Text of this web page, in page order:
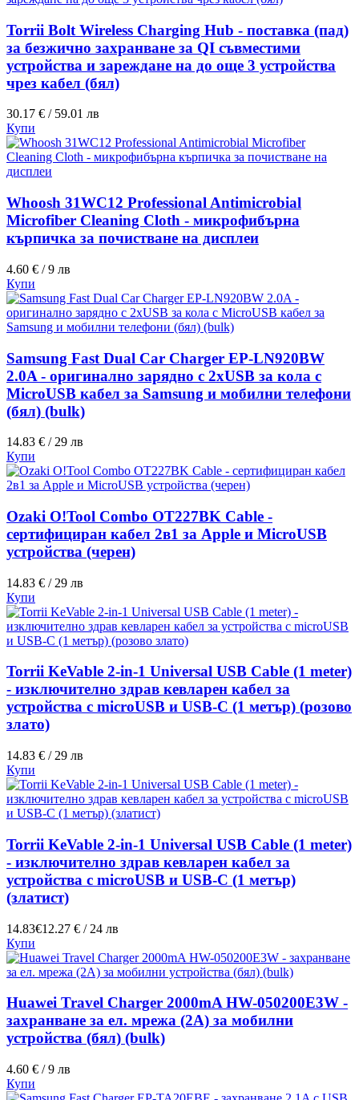
Torrii Bolt Wireless Charging Hub - поставка (пад)
за безжично захранване за QI съвместими
устройства и зареждане на до още 3 устройства
чрез кабел (бял)
30.17 € / 59.01 лв
Купи
Whoosh 31WC12 Professional Antimicrobial
Microfiber Cleaning Cloth - микрофибърна
кърпичка за почистване на дисплеи
4.60 € / 9 лв
Купи
Samsung Fast Dual Car Charger EP-LN920BW
2.0A - оригинално зарядно с 2хUSB за кола с
MicroUSB кабел за Samsung и мобилни телефони
(бял) (bulk)
14.83 € / 29 лв
Купи
Ozaki O!Tool Combo OT227BK Cable -
сертифициран кабел 2в1 за Apple и MicroUSB
устройства (черен)
14.83 € / 29 лв
Купи
Torrii KeVable 2-in-1 Universal USB Cable (1 meter)
- изключително здрав кевларен кабел за
устройства с microUSB и USB-C (1 метър) (розово
злато)
14.83 € / 29 лв
Купи
Torrii KeVable 2-in-1 Universal USB Cable (1 meter)
- изключително здрав кевларен кабел за
устройства с microUSB и USB-C (1 метър)
(златист)
14.83€12.27 € / 24 лв
Купи
Huawei Travel Charger 2000mA HW-050200E3W -
захранване за ел. мрежа (2A) за мобилни
устройства (бял) (bulk)
4.60 € / 9 лв
Купи